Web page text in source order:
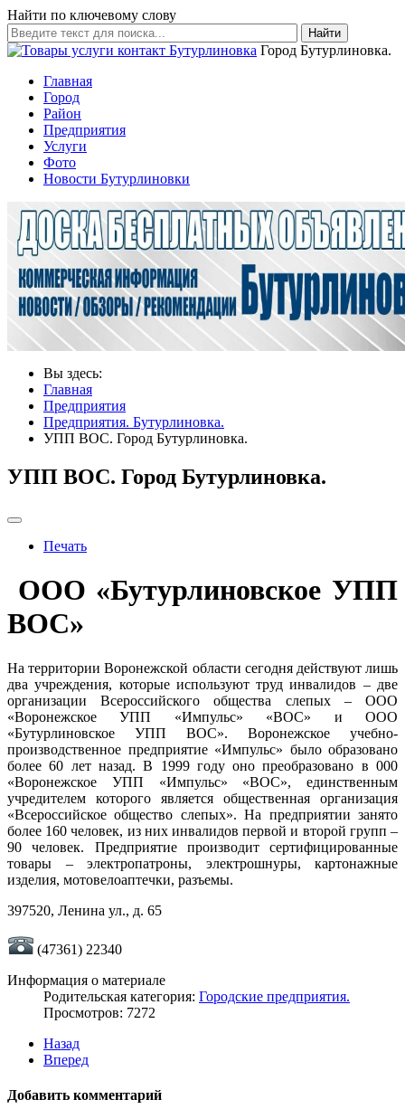
Найти по ключевому слову
Найти
Город Бутурлиновка.
Главная
Город
Район
Предприятия
Услуги
Фото
Новости Бутурлиновки
Вы здесь:
Главная
Предприятия
Предприятия. Бутурлиновка.
УПП ВОС. Город Бутурлиновка.
УПП ВОС. Город Бутурлиновка.
Печать
ООО «Бутурлиновское УПП
ВОС»
На территории Воронежской области сегодня действуют лишь
два учреждения, которые используют труд инвалидов – две
организации Всероссийского общества слепых – ООО
«Воронежское УПП «Импульс» «ВОС» и ООО
«Бутурлиновское УПП ВОС». Воронежское учебно-
производственное предприятие «Импульс» было образовано
более 60 лет назад. В 1999 году оно преобразовано в 000
«Воронежское УПП «Импульс» «ВОС», единственным
учредителем которого является общественная организация
«Всероссийское общество слепых». На предприятии занято
более 160 человек, из них инвалидов первой и второй групп –
90 человек. Предприятие производит сертифицированные
товары – электропатроны, электрошнуры, картонажные
изделия, мотовелоаптечки, разъемы.
397520, Ленина ул., д. 65
(47361) 22340
Информация о материале
Родительская категория: Городские предприятия.
Просмотров: 7272
Назад
Вперед
Добавить комментарий